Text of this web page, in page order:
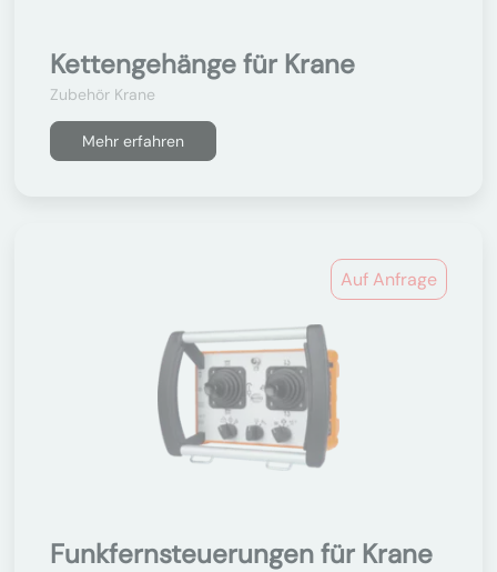
Kettengehänge für Krane
Zubehör Krane
Mehr erfahren
Auf Anfrage
Funkfernsteuerungen für Krane